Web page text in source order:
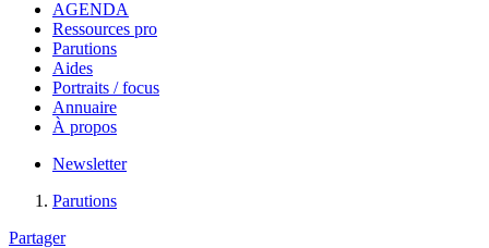
AGENDA
Ressources pro
Parutions
Aides
Portraits / focus
Annuaire
À propos
Newsletter
Parutions
Partager